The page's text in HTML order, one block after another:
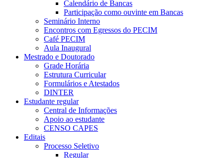
Calendário de Bancas
Participação como ouvinte em Bancas
Seminário Interno
Encontros com Egressos do PECIM
Café PECIM
Aula Inaugural
Mestrado e Doutorado
Grade Horária
Estrutura Curricular
Formulários e Atestados
DINTER
Estudante regular
Central de Informações
Apoio ao estudante
CENSO CAPES
Editais
Processo Seletivo
Regular